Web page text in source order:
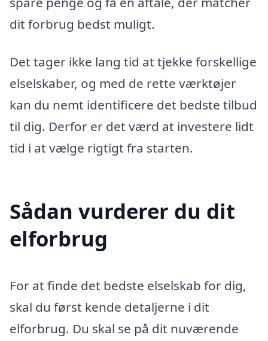
dit forbrug bedst muligt.
Det tager ikke lang tid at tjekke forskellige
elselskaber, og med de rette værktøjer
kan du nemt identificere det bedste tilbud
til dig. Derfor er det værd at investere lidt
tid i at vælge rigtigt fra starten.
Sådan vurderer du dit
elforbrug
For at finde det bedste elselskab for dig,
skal du først kende detaljerne i dit
elforbrug. Du skal se på dit nuværende